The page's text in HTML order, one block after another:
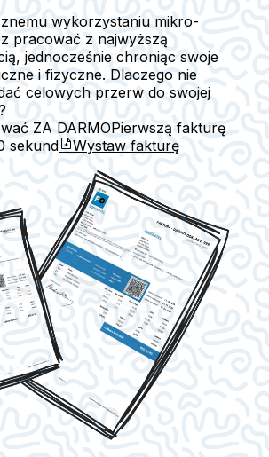
wykorzystaniu mikro-
pracować z najwyższą
jednocześnie chroniąc swoje
i fizyczne. Dlaczego nie
celowych przerw do swojej
ZA DARMOPierwszą fakturę
sekund Wystaw fakturę